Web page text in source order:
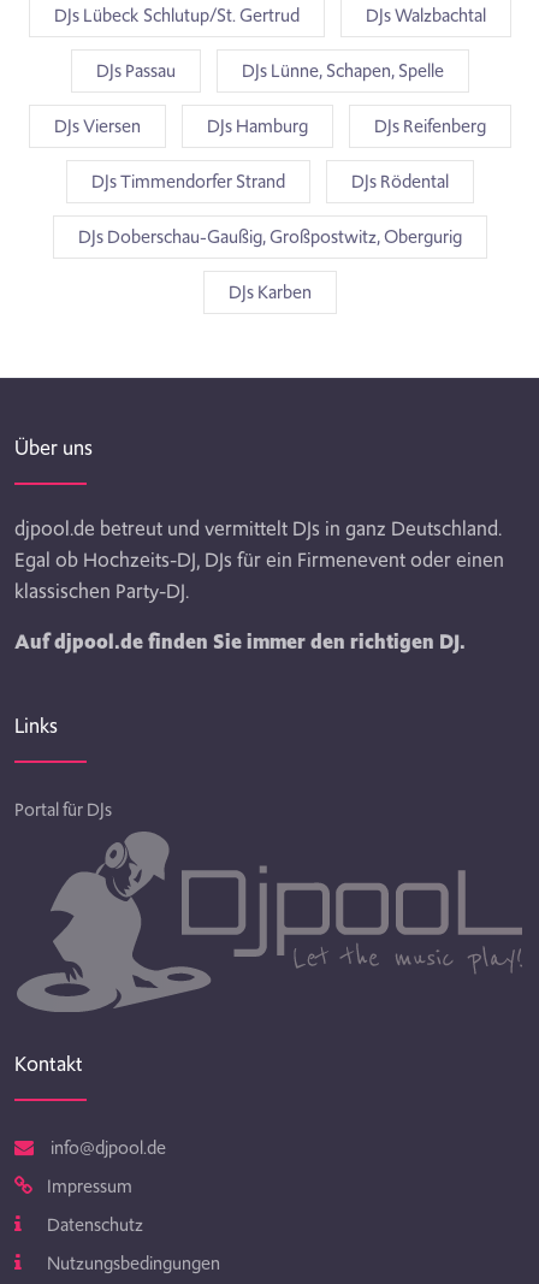
DJs Lübeck Schlutup/St. Gertrud DJs Walzbachtal
DJs Passau DJs Lünne, Schapen, Spelle
DJs Viersen DJs Hamburg DJs Reifenberg
DJs Timmendorfer Strand DJs Rödental
DJs Doberschau-Gaußig, Großpostwitz, Obergurig
DJs Karben
Über uns
djpool.de betreut und vermittelt DJs in ganz Deutschland.
Egal ob Hochzeits-DJ, DJs für ein Firmenevent oder einen
klassischen Party-DJ.
Auf djpool.de finden Sie immer den richtigen DJ.
Links
Portal für DJs
Kontakt
info@djpool.de
Impressum
Datenschutz
Nutzungsbedingungen